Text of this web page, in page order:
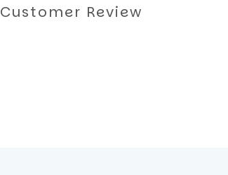
Customer Review